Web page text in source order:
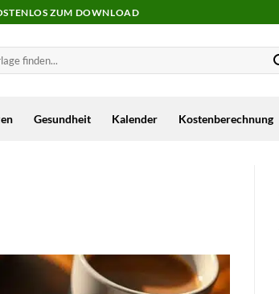
ZUM DOWNLOAD
Gesundheit Kalender Kostenberechnung